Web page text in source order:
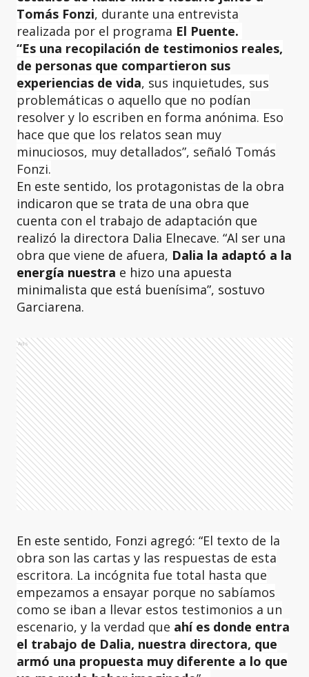
Tomás Fonzi, durante una entrevista
realizada por el programa El Puente.
“Es una recopilación de testimonios reales,
de personas que compartieron sus
experiencias de vida, sus inquietudes, sus
problemáticas o aquello que no podían
resolver y lo escriben en forma anónima. Eso
hace que que los relatos sean muy
minuciosos, muy detallados”, señaló Tomás
Fonzi.
En este sentido, los protagonistas de la obra
indicaron que se trata de una obra que
cuenta con el trabajo de adaptación que
realizó la directora Dalia Elnecave. “Al ser una
obra que viene de afuera, Dalia la adaptó a la
energía nuestra e hizo una apuesta
minimalista que está buenísima”, sostuvo
Garciarena.
Ads
En este sentido, Fonzi agregó: “El texto de la
obra son las cartas y las respuestas de esta
escritora. La incógnita fue total hasta que
empezamos a ensayar porque no sabíamos
como se iban a llevar estos testimonios a un
escenario, y la verdad que ahí es donde entra
el trabajo de Dalia, nuestra directora, que
armó una propuesta muy diferente a lo que